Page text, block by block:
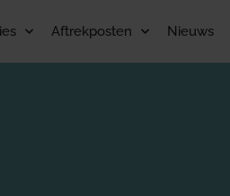
Aftrekposten Nieuws